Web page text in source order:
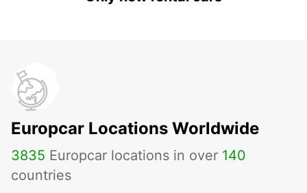
Europcar Locations Worldwide
3835 Europcar locations in over 140
countries